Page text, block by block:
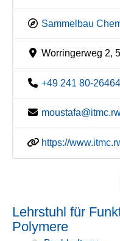
Sammelbau
Worringerweg 2,
+49 241 80-26464
https://
Lehrstuhl für
Polymere